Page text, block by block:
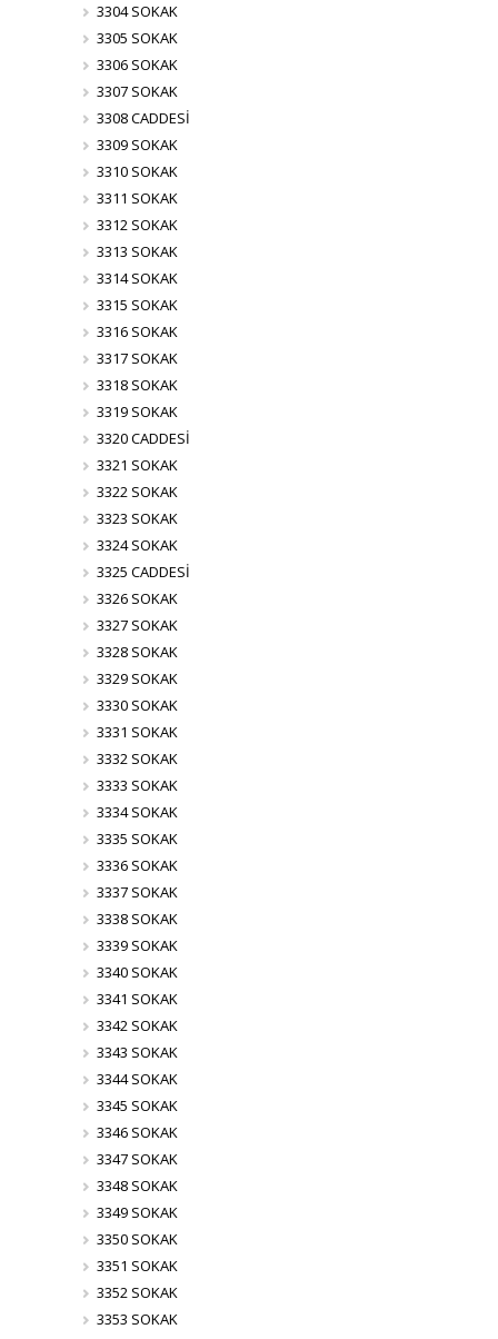
3304 SOKAK
3305 SOKAK
3306 SOKAK
3307 SOKAK
3308 CADDESİ
3309 SOKAK
3310 SOKAK
3311 SOKAK
3312 SOKAK
3313 SOKAK
3314 SOKAK
3315 SOKAK
3316 SOKAK
3317 SOKAK
3318 SOKAK
3319 SOKAK
3320 CADDESİ
3321 SOKAK
3322 SOKAK
3323 SOKAK
3324 SOKAK
3325 CADDESİ
3326 SOKAK
3327 SOKAK
3328 SOKAK
3329 SOKAK
3330 SOKAK
3331 SOKAK
3332 SOKAK
3333 SOKAK
3334 SOKAK
3335 SOKAK
3336 SOKAK
3337 SOKAK
3338 SOKAK
3339 SOKAK
3340 SOKAK
3341 SOKAK
3342 SOKAK
3343 SOKAK
3344 SOKAK
3345 SOKAK
3346 SOKAK
3347 SOKAK
3348 SOKAK
3349 SOKAK
3350 SOKAK
3351 SOKAK
3352 SOKAK
3353 SOKAK